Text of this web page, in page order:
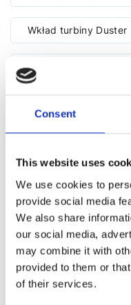
Consent
This website uses
We use cookies to
provide social media
We also share
our social media,
may combine it with
provided to them or
of their services.
Wkład turbiny Duster
Wkład turbiny Fluence
Wkład turbiny Megane
Wkład turbiny Scenic
Wkład turbiny Talisman